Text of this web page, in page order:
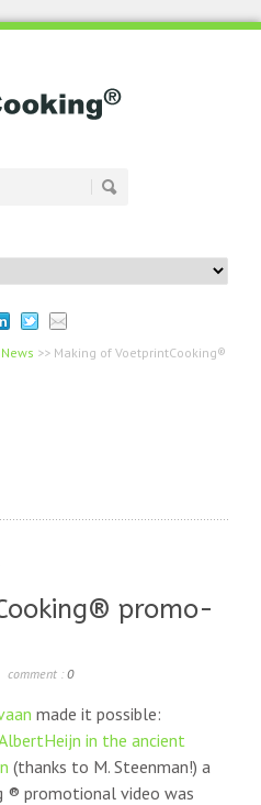
News >> Making of VoetprintCooking®
promo-
comment : 0
made it possible:
in the ancient
(thanks to M. Steenman!) a
® promotional video was